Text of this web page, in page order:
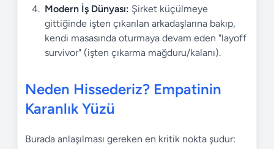
Modern İş Dünyası: Şirket küçülmeye
gittiğinde işten çıkarılan arkadaşlarına bakıp,
kendi masasında oturmaya devam eden "layoff
survivor" (işten çıkarma mağduru/kalanı).
Neden Hissederiz? Empatinin
Karanlık Yüzü
Burada anlaşılması gereken en kritik nokta şudur: